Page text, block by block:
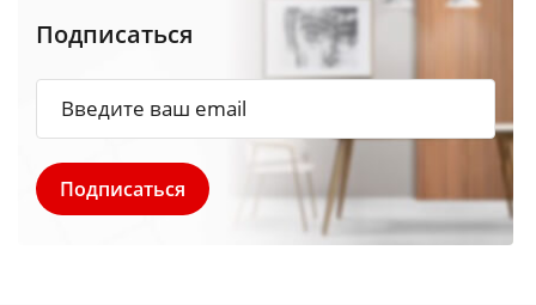
Подписаться